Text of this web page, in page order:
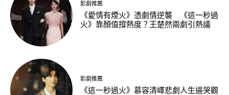
影劇推薦
《愛情有煙火》憑劇情逆襲 《這一秒過
火》靠顏值撐熱度？王楚然兩劇引熱議
影劇推薦
《這一秒過火》慕容清嶧悲劇人生逼哭觀